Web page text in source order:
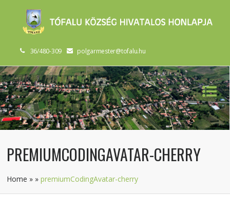
36/480-309 polgarmester@tofalu.hu
PREMIUMCODINGAVATAR-CHERRY
Home » »premiumCodingAvatar-cherry